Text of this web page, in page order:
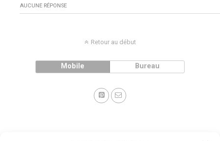
AUCUNE RÉPONSE
Retour au début
Mobile Bureau